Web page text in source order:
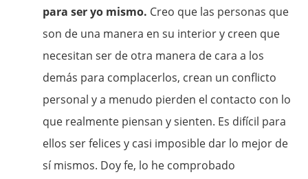
para ser yo mismo. Creo que las personas que
son de una manera en su interior y creen que
necesitan ser de otra manera de cara a los
demás para complacerlos, crean un conflicto
personal y a menudo pierden el contacto con lo
que realmente piensan y sienten. Es difícil para
ellos ser felices y casi imposible dar lo mejor de
sí mismos. Doy fe, lo he comprobado